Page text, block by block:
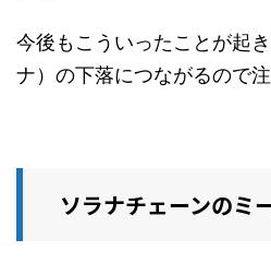
今後もこういったことが起
ナ）の下落につながるので注
ソラナチェーンのミ